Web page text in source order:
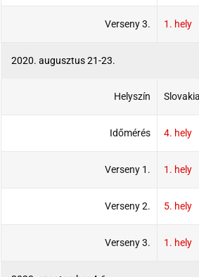
Verseny 3. 1. hely
2020. augusztus 21-23.
Helyszín
Időmérés 4. hely
Verseny 1. 1. hely
Verseny 2. 5. hely
Verseny 3. 1. hely